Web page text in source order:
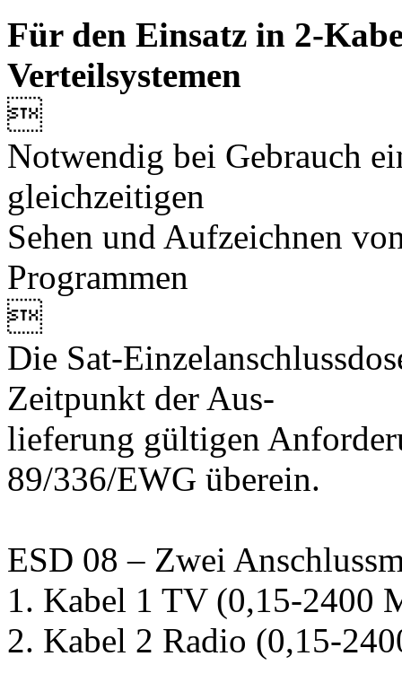
Für den Einsatz in 2-
Verteilsystemen

Notwendig bei Gebrauch
gleichzeitigen
Sehen und Aufzeichnen
Programmen

Die Sat-
Zeitpunkt der Aus-
lieferung gültigen
89/336/EWG überein.
ESD 08 – Zwei
1. Kabel 1 TV (0,15-2400
2. Kabel 2 Radio (0,15-